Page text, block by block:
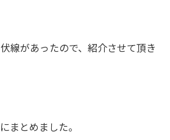
線があったので、紹介させて頂き
まとめました。